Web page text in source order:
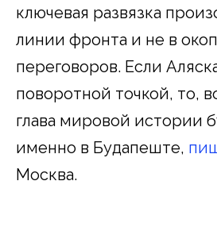
ключевая развязка
линии фронта и не в
переговоров. Если
поворотной точкой, то,
глава мировой истории
именно в Будапеште,
Москва.